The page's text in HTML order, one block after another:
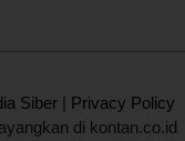
Siber
Privacy Policy
di kontan.co.id